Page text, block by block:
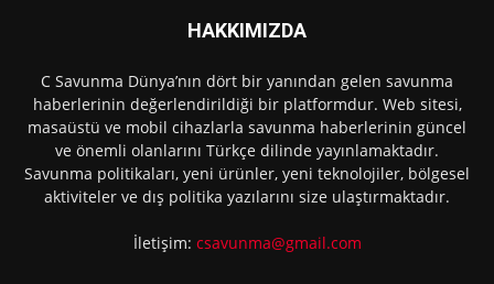
HAKKIMIZDA
C Savunma Dünya’nın dört bir yanından gelen savunma
haberlerinin değerlendirildiği bir platformdur. Web sitesi,
masaüstü ve mobil cihazlarla savunma haberlerinin güncel
ve önemli olanlarını Türkçe dilinde yayınlamaktadır.
Savunma politikaları, yeni ürünler, yeni teknolojiler, bölgesel
aktiviteler ve dış politika yazılarını size ulaştırmaktadır.
İletişim: csavunma@gmail.com